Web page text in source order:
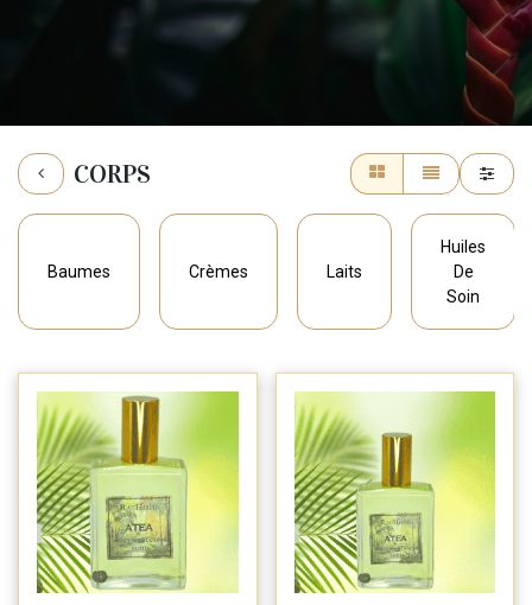
CORPS
Baumes Crèmes Laits
Huiles
De
Soin